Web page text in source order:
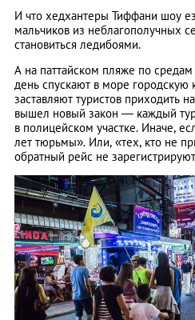
И что хедхантеры Тиффани шоу
мальчиков из неблагополучных
становиться ледибоями.
А на паттайском пляже по
день спускают в море городскую
заставляют туристов приходить
вышел новый закон — каждый
в полицейском участке. Иначе,
лет тюрьмы». Или, «тех, кто не
обратный рейс не